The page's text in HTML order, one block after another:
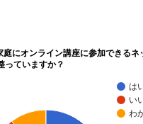
庭にオンライン講座に参加できるネ
っていますか？
は
い
わ